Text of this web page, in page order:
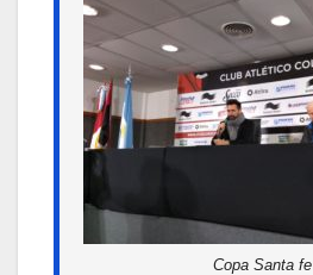
Copa Santa fe